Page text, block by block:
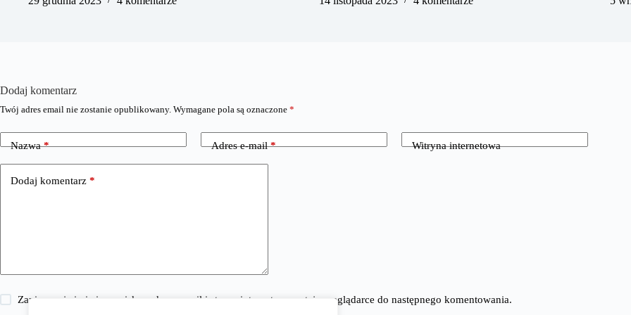
Dodaj komentarz
Twój adres email nie zostanie opublikowany. Wymagane pola są oznaczone *
Nazwa* Adres e-mail* Witryna internetowa
Dodaj komentarz *
Zapisz moje imię i nazwisko, adres e-mail i stronę internetową w tej przeglądarce do następnego komentowania.